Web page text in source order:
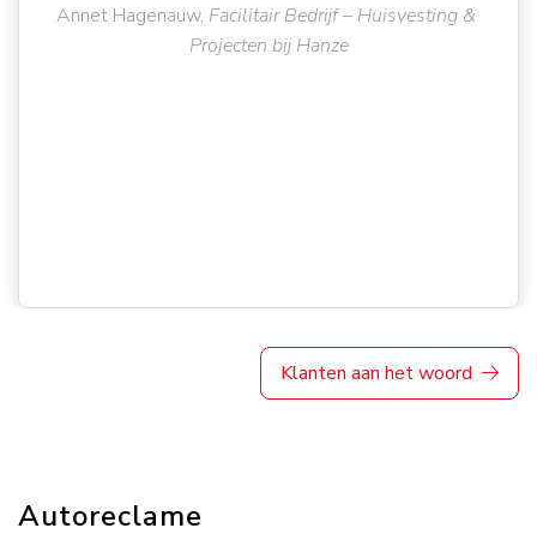
Annet Hagenauw, Facilitair Bedrijf – Huisvesting &
Projecten bij Hanze
Klanten aan het woord
Autoreclame